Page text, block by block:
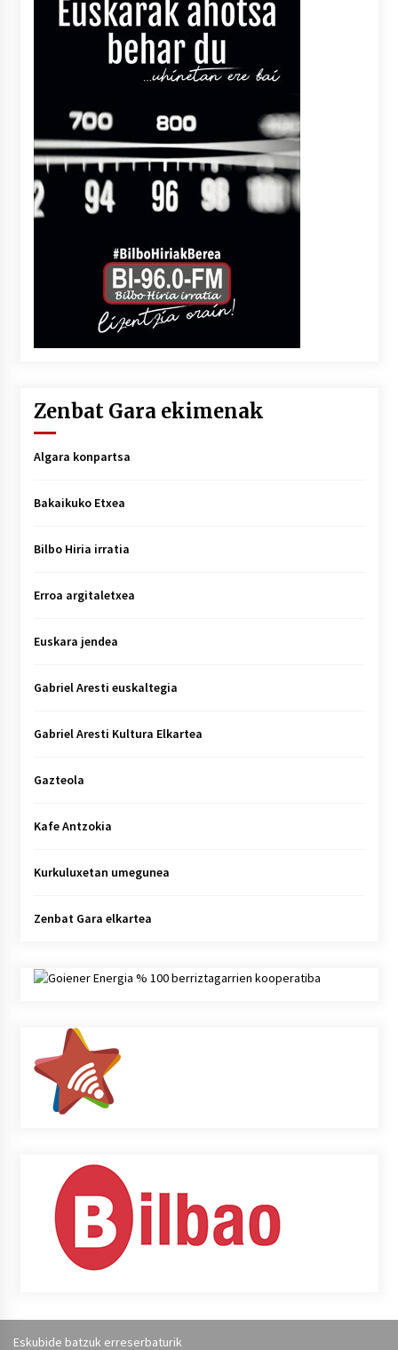
Zenbat Gara ekimenak
Algara konpartsa
Bakaikuko Etxea
Bilbo Hiria irratia
Erroa argitaletxea
Euskara jendea
Gabriel Aresti euskaltegia
Gabriel Aresti Kultura Elkartea
Gazteola
Kafe Antzokia
Kurkuluxetan umegunea
Zenbat Gara elkartea
Eskubide batzuk erreserbaturik